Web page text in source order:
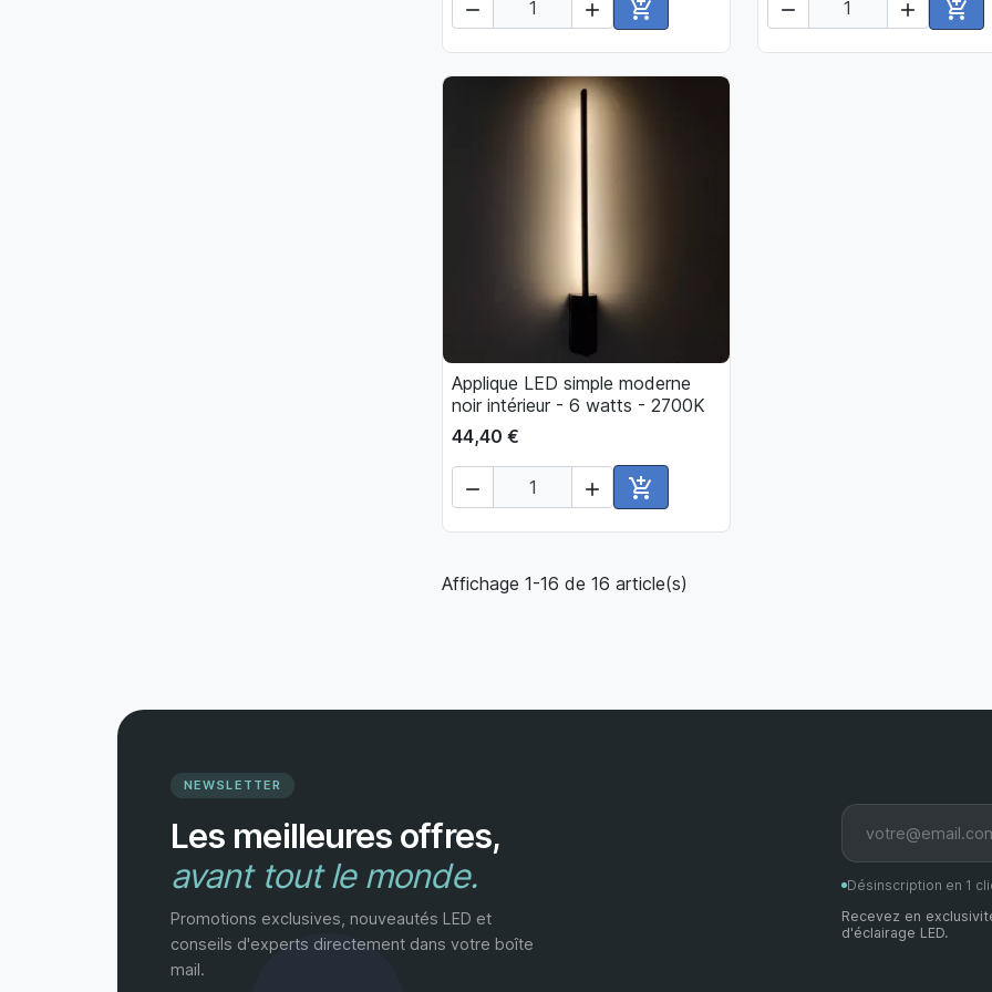
  
Ajouter au panier
  
 Aperçu rapide
Applique LED simple moderne
noir intérieur - 6 watts - 2700K
44,40 €
  
Ajouter au panier
Affichage 1-16 de 16 article(s)
NEWSLETTER
Les meilleures offres,
avant tout le monde.
Promotions exclusives, nouveautés LED et
conseils d'experts directement dans votre boîte
mail.
Désinscription en 1
Recevez en
d'éclairage LED.